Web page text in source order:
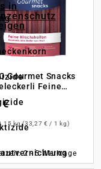
in
Gourmet Snacks
Feine
€
kg(33,27 € / 1 kg)
2 - 5 Werktage